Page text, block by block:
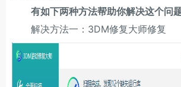
有如下两种方法帮助你解决这个问
解决方法一：3DM修复大师修复